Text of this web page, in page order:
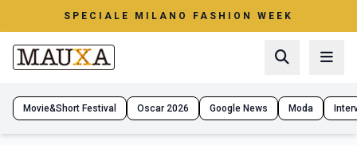
SPECIALE MILANO FASHION WEEK
Movie&Short Festival Oscar 2026 Google News Moda